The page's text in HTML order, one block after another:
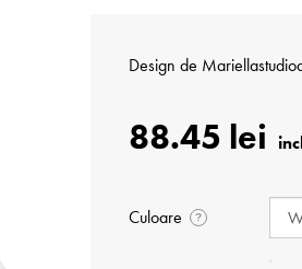
Design de
88.45 lei
Culoare ?